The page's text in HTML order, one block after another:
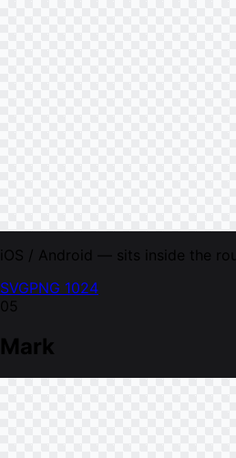
iOS / Android — sits inside the
SVGPNG 1024
05
Mark